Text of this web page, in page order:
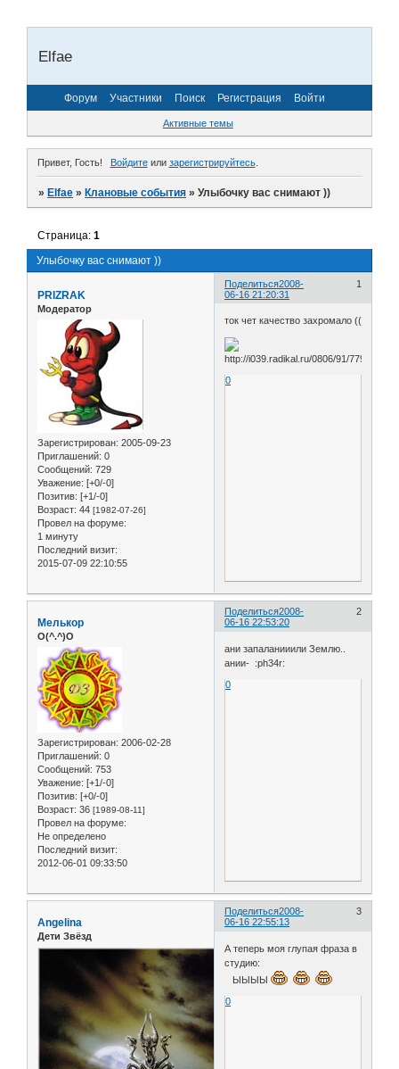
Elfae
Форум Участники Поиск Регистрация Войти
Активные темы
Привет, Гость! Войдитеили зарегистрируйтесь.
»Elfae »Клановые события »Улыбочку вас снимают ))
Улыбочку вас снимают ))
Страница:1
Поделиться 1
2008-
06-16 21:20:31
PRIZRAK
Модератор
Зарегистрирован: 2005-09-23
Приглашений: 0
Сообщений: 729
Уважение: [+0/-0]
Позитив: [+1/-0]
Возраст: 44 [1982-07-26]
Провел на форуме:
1 минуту
Последний визит:
2015-07-09 22:10:55
ток чет качество захромало ((
0
Поделиться 2
2008-
06-16 22:53:20
Мелькор
O(^.^)O
Зарегистрирован: 2006-02-28
Приглашений: 0
Сообщений: 753
Уважение: [+1/-0]
Позитив: [+0/-0]
Возраст: 36 [1989-08-11]
Провел на форуме:
Не определено
Последний визит:
2012-06-01 09:33:50
ани запаланииили Землю..
ании- :ph34r:
0
Поделиться 3
2008-
06-16 22:55:13
Angelina
Дети Звёзд
А теперь моя глупая фраза в
студию:
ЫЫЫЫ
0